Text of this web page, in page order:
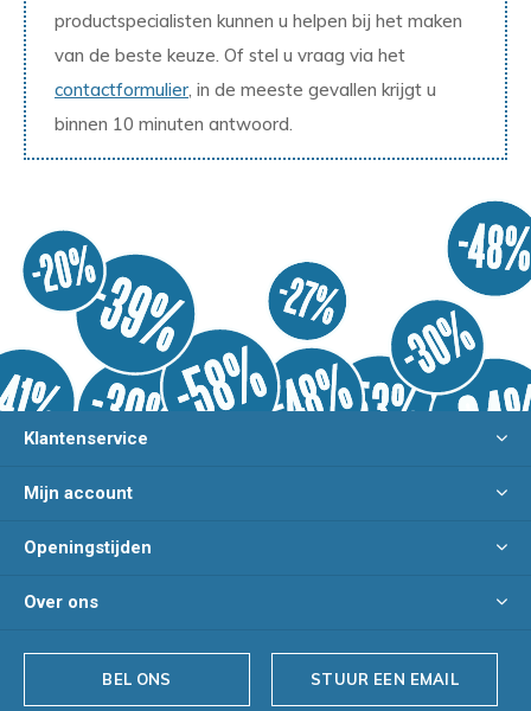
productspecialisten kunnen u helpen bij het maken
van de beste keuze. Of stel u vraag via het
contactformulier, in de meeste gevallen krijgt u
binnen 10 minuten antwoord.
Klantenservice
Mijn account
Openingstijden
Over ons
BEL ONS STUUR EEN EMAIL